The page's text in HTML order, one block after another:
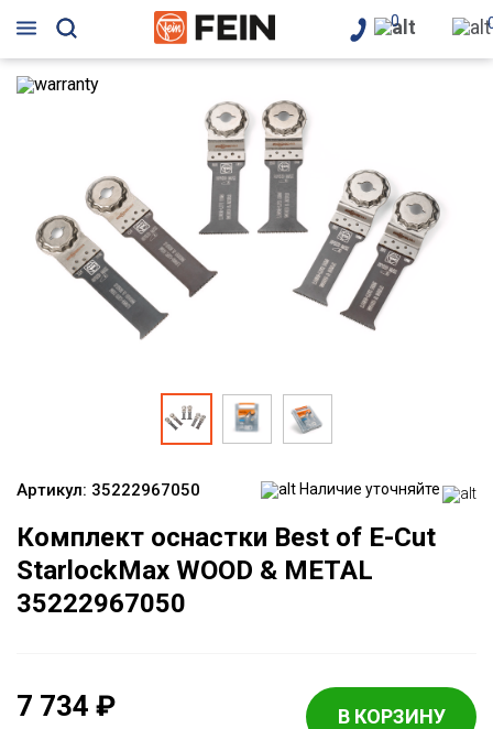
0
Артикул: 35222967050 Наличие уточняйте
Комплект оснастки Best of E-Cut
StarlockMax WOOD & METAL
35222967050
7 734 ₽ В КОРЗИНУ